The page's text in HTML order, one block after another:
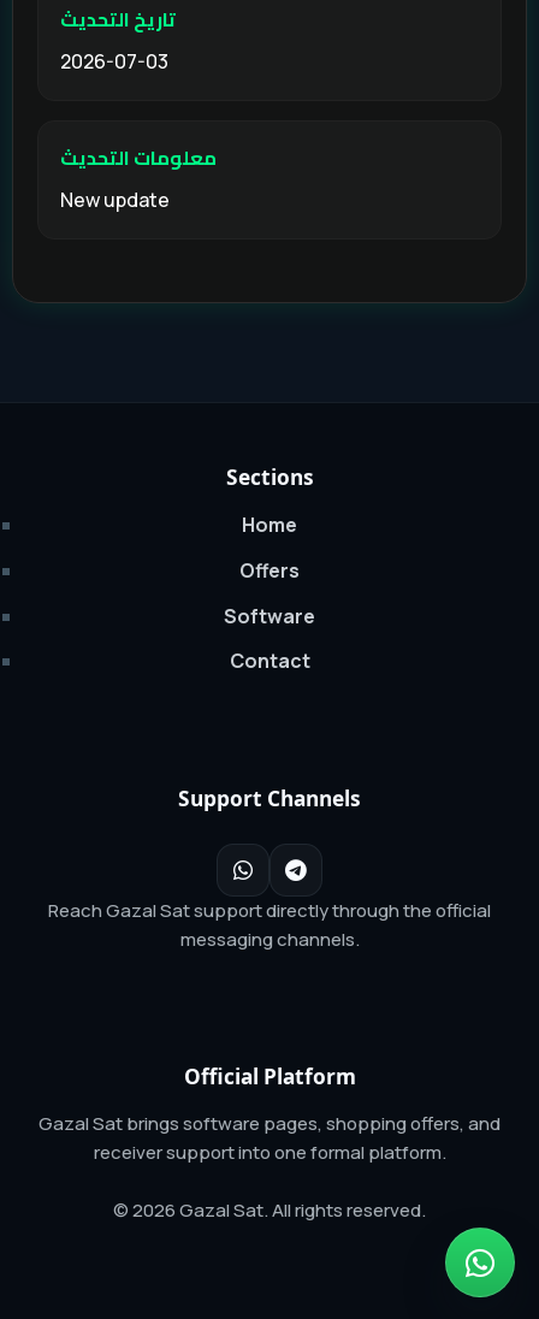
تاريخ التحديث
2026-07-03
معلومات التحديث
New update
Sections
Home
Offers
Software
Contact
Support Channels
Reach Gazal Sat support directly through the official
messaging channels.
Official Platform
Gazal Sat brings software pages, shopping offers, and
receiver support into one formal platform.
© 2026 Gazal Sat. All rights reserved.